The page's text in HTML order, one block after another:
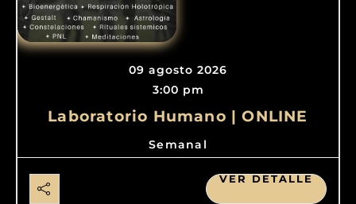
09 agosto 2026
3:00 pm
Laboratorio Humano | ONLINE
Semanal
VER DETALLE